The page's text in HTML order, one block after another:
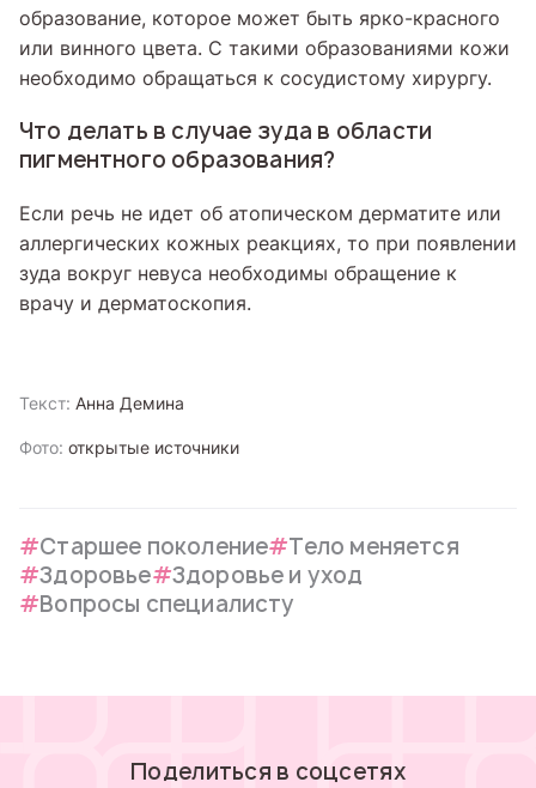
образование, которое может быть ярко-красного
или винного цвета. С такими образованиями кожи
необходимо обращаться к сосудистому хирургу.
Что делать в случае зуда в области
пигментного образования?
Если речь не идет об атопическом дерматите или
аллергических кожных реакциях, то при появлении
зуда вокруг невуса необходимы обращение к
врачу и дерматоскопия.
Текст: Анна Демина
Фото: открытые источники
Старшее поколение
Тело меняется
Здоровье
Здоровье и уход
Вопросы специалисту
Поделиться в соцсетях